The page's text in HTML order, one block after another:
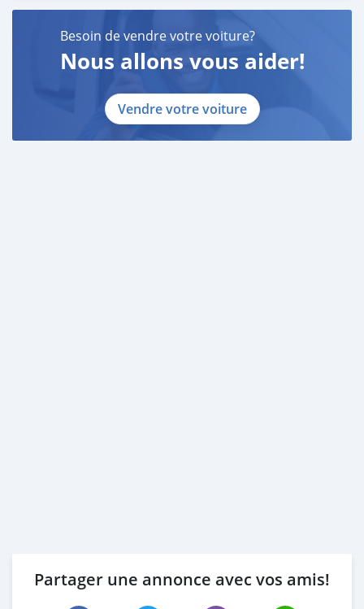
Besoin de vendre votre voiture?
Nous allons vous aider!
Vendre votre voiture
Partager une annonce avec vos amis!